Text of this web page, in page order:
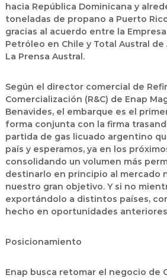
hacia República Dominicana y
toneladas de propano a Puerto
gracias al acuerdo entre la
Petróleo en Chile y Total Austral
La Prensa Austral.
Según el director comercial de
Comercialización (R&C) de Enap
Benavides, el embarque es el
forma conjunta con la firma
partida de gas licuado argentino
país y esperamos, ya en los
consolidando un volumen más
destinarlo en principio al mercado
nuestro gran objetivo. Y si no
exportándolo a distintos países,
hecho en oportunidades
Posicionamiento
Enap busca retomar el negocio de